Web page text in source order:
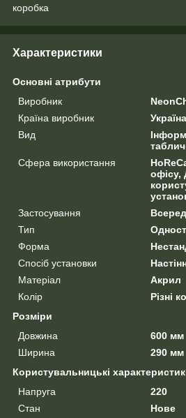
коробка
Характеристики
Основні атрибути
Виробник
Країна виробник
Україна
Вид
Сфера використання
офісу,
Застосування
Тип
Форма
Спосіб установки
Матеріал
Акрил
Колір
Різні
Розміри
Довжина
600 мм
Ширина
290 мм
Користувальницькі
Напруга
220
Стан
Нове